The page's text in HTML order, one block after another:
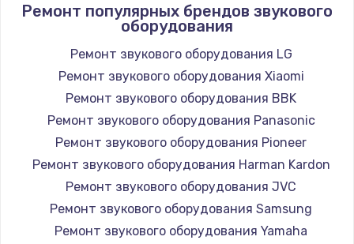
Замена / ремонт электронного модуля
управления
600 руб.
Заказать
Замена конфорки
Заказать
Замена платы сенсора
Ремонт популярных брендов звукового
оборудования
Ремонт звукового оборудования LG
Ремонт звукового оборудования Xiaomi
Ремонт звукового оборудования BBK
Ремонт звукового оборудования Panasonic
Ремонт звукового оборудования Pioneer
Ремонт звукового оборудования Harman Kardon
Ремонт звукового оборудования JVC
Ремонт звукового оборудования Samsung
Ремонт звукового оборудования Yamaha